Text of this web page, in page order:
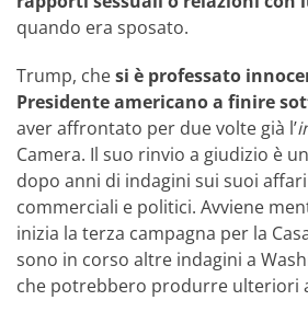
quando era sposato.
Trump, chesi è professato
Presidente americano a finire
aver affrontato per due volte già l’
Camera. Il suo rinvio a giudizio è
dopo anni di indagini sui suoi
commerciali e politici. Avviene
inizia la terza campagna per la
sono in corso altre indagini a
che potrebbero produrre ulteriori